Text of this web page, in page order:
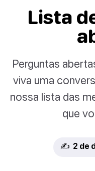
Lista
Perguntas
viva uma
nossa lista das
que
✍️ 2 de